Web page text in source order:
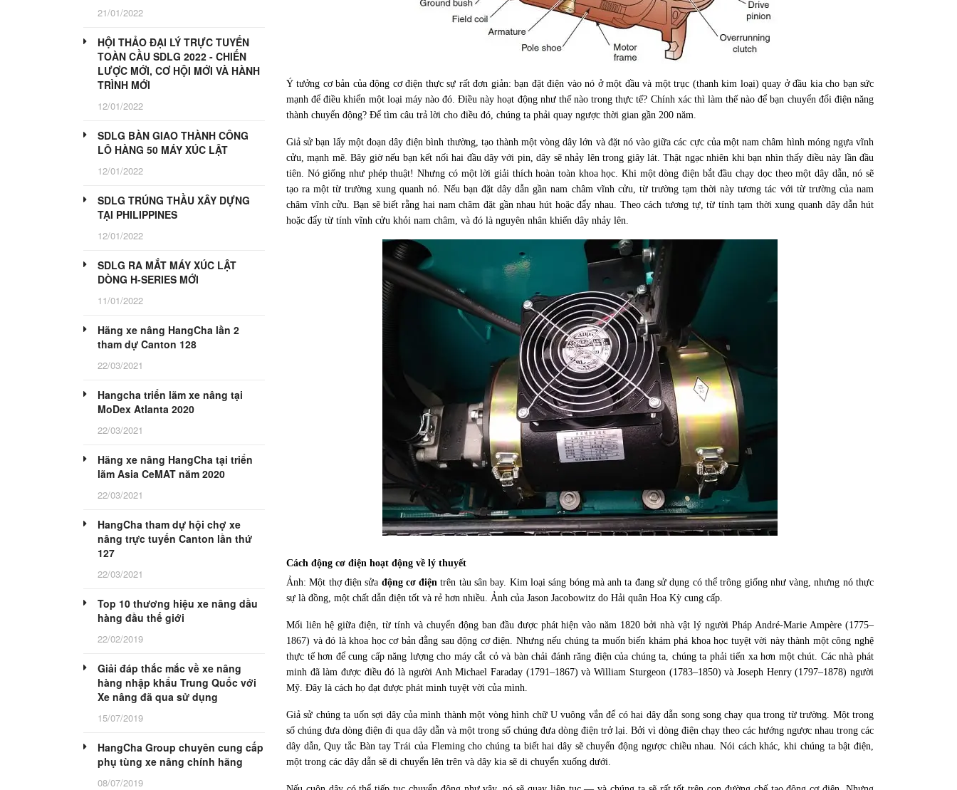
Ý tưởng cơ bản của động cơ điện thực sự rất đơn giản: bạn đặt điện vào nó ở một đầu và một trục (thanh kim loại) quay ở đầu kia cho bạn sức
mạnh để điều khiển một loại máy nào đó. Điều này hoạt động như thế nào trong thực tế? Chính xác thì làm thế nào để bạn chuyển đổi điện năng
thành chuyển động? Để tìm câu trả lời cho điều đó, chúng ta phải quay ngược thời gian gần 200 năm.
Giả sử bạn lấy một đoạn dây điện bình thường, tạo thành một vòng dây lớn và đặt nó vào giữa các cực của một nam châm hình móng ngựa vĩnh
cửu, mạnh mẽ. Bây giờ nếu bạn kết nối hai đầu dây với pin, dây sẽ nhảy lên trong giây lát. Thật ngạc nhiên khi bạn nhìn thấy điều này lần đầu
tiên. Nó giống như phép thuật! Nhưng có một lời giải thích hoàn toàn khoa học. Khi một dòng điện bắt đầu chạy dọc theo một dây dẫn, nó sẽ
tạo ra một từ trường xung quanh nó. Nếu bạn đặt dây dẫn gần nam châm vĩnh cửu, từ trường tạm thời này tương tác với từ trường của nam
châm vĩnh cửu. Bạn sẽ biết rằng hai nam châm đặt gần nhau hút hoặc đẩy nhau. Theo cách tương tự, từ tính tạm thời xung quanh dây dẫn hút
hoặc đẩy từ tính vĩnh cửu khỏi nam châm, và đó là nguyên nhân khiến dây nhảy lên.
Cách động cơ điện hoạt động về lý thuyết
Ảnh: Một thợ điện sửa động cơ điện trên tàu sân bay. Kim loại sáng bóng mà anh ta đang sử dụng có thể trông giống như vàng, nhưng nó thực
sự là đồng, một chất dẫn điện tốt và rẻ hơn nhiều. Ảnh của Jason Jacobowitz do Hải quân Hoa Kỳ cung cấp.
Mối liên hệ giữa điện, từ tính và chuyển động ban đầu được phát hiện vào năm 1820 bởi nhà vật lý người Pháp André-Marie Ampère (1775–
1867) và đó là khoa học cơ bản đằng sau động cơ điện. Nhưng nếu chúng ta muốn biến khám phá khoa học tuyệt vời này thành một công nghệ
thực tế hơn để cung cấp năng lượng cho máy cắt cỏ và bàn chải đánh răng điện của chúng ta, chúng ta phải tiến xa hơn một chút. Các nhà phát
minh đã làm được điều đó là người Anh Michael Faraday (1791–1867) và William Sturgeon (1783–1850) và Joseph Henry (1797–1878) người
Mỹ. Đây là cách họ đạt được phát minh tuyệt vời của mình.
Giả sử chúng ta uốn sợi dây của mình thành một vòng hình chữ U vuông vắn để có hai dây dẫn song song chạy qua trong từ trường. Một trong
số chúng đưa dòng điện đi qua dây dẫn và một trong số chúng đưa dòng điện trở lại. Bởi vì dòng điện chạy theo các hướng ngược nhau trong các
dây dẫn, Quy tắc Bàn tay Trái của Fleming cho chúng ta biết hai dây sẽ chuyển động ngược chiều nhau. Nói cách khác, khi chúng ta bật điện,
một trong các dây dẫn sẽ di chuyển lên trên và dây kia sẽ di chuyển xuống dưới.
21/01/2022
HỘI THẢO ĐẠI LÝ TRỰC TUYẾN
TOÀN CẦU SDLG 2022 - CHIẾN
LƯỢC MỚI, CƠ HỘI MỚI VÀ HÀNH
TRÌNH MỚI
12/01/2022
SDLG BÀN GIAO THÀNH CÔNG
LÔ HÀNG 50 MÁY XÚC LẬT
12/01/2022
SDLG TRÚNG THẦU XÂY DỰNG
TẠI PHILIPPINES
12/01/2022
SDLG RA MẮT MÁY XÚC LẬT
DÒNG H-SERIES MỚI
11/01/2022
Hãng xe nâng HangCha lần 2
tham dự Canton 128
22/03/2021
Hangcha triển lãm xe nâng tại
MoDex Atlanta 2020
22/03/2021
Hãng xe nâng HangCha tại triển
lãm Asia CeMAT năm 2020
22/03/2021
HangCha tham dự hội chợ xe
nâng trực tuyến Canton lần thứ
127
22/03/2021
Top 10 thương hiệu xe nâng dầu
hàng đầu thế giới
22/02/2019
Giải đáp thắc mắc về xe nâng
hàng nhập khẩu Trung Quốc với
Xe nâng đã qua sử dụng
15/07/2019
HangCha Group chuyên cung cấp
phụ tùng xe nâng chính hãng
08/07/2019